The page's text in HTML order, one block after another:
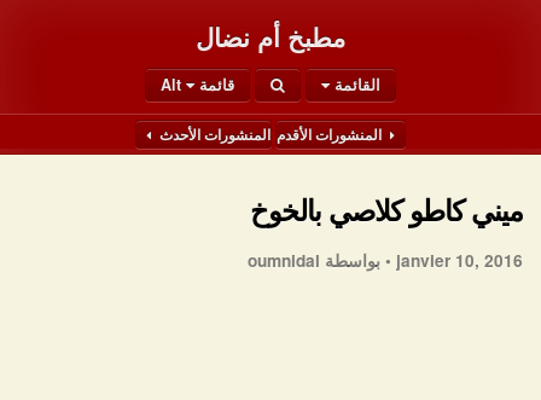
مطبخ أم نضال
القائمة قائمة Alt
المنشورات الأقدم المنشورات الأحدث
ميني كاطو كلاصي بالخوخ
janvier 10, 2016 • بواسطة oumnidal